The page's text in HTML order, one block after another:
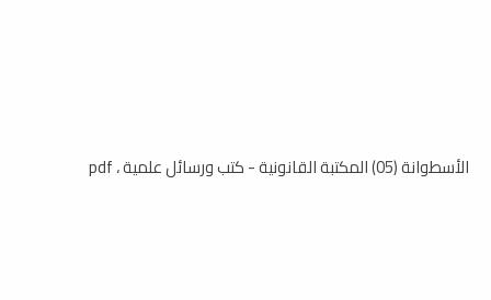
الأسطوانة (05) المكتبة القانونية - كتب ورسائل علمية ، pdf